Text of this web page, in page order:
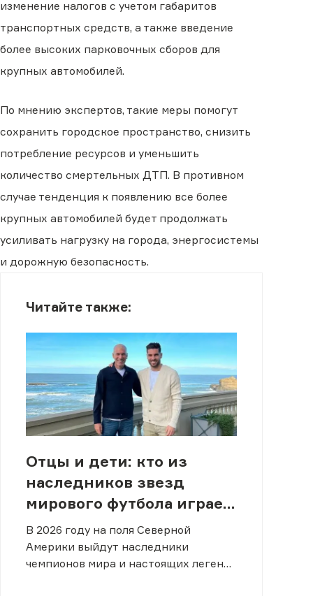
изменение налогов с учетом габаритов
транспортных средств, а также введение
более высоких парковочных сборов для
крупных автомобилей.
По мнению экспертов, такие меры помогут
сохранить городское пространство, снизить
потребление ресурсов и уменьшить
количество смертельных ДТП. В противном
случае тенденция к появлению все более
крупных автомобилей будет продолжать
усиливать нагрузку на города, энергосистемы
и дорожную безопасность.
Читайте также:
Отцы и дети: кто из
наследников звезд
мирового футбола играет
на ЧМ-2026
В 2026 году на поля Северной
Америки выйдут наследники
чемпионов мира и настоящих легенд